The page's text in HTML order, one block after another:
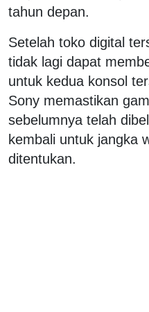
tahun depan.
Setelah toko digital
tidak lagi dapat
untuk kedua konsol
Sony memastikan
sebelumnya telah
kembali untuk jangka
ditentukan.